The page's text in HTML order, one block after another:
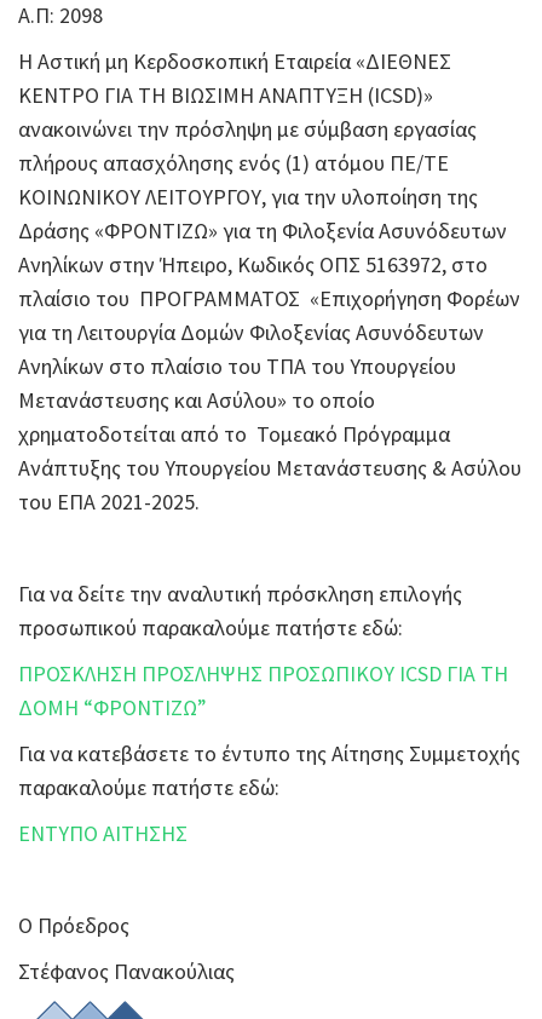
Α.Π: 2098
Η Αστική μη Κερδοσκοπική Εταιρεία «ΔΙΕΘΝΕΣ
ΚΕΝΤΡΟ ΓΙΑ ΤΗ ΒΙΩΣΙΜΗ ΑΝΑΠΤΥΞΗ (ICSD)»
ανακοινώνει την πρόσληψη με σύμβαση εργασίας
πλήρους απασχόλησης ενός (1) ατόμου ΠΕ/ΤΕ
ΚΟΙΝΩΝΙΚΟΥ ΛΕΙΤΟΥΡΓΟΥ, για την υλοποίηση της
Δράσης «ΦΡΟΝΤΙΖΩ» για τη Φιλοξενία Ασυνόδευτων
Ανηλίκων στην Ήπειρο, Κωδικός ΟΠΣ 5163972, στο
πλαίσιο του ΠΡΟΓΡΑΜΜΑΤΟΣ «Επιχορήγηση Φορέων
για τη Λειτουργία Δομών Φιλοξενίας Ασυνόδευτων
Ανηλίκων στο πλαίσιο του ΤΠΑ του Υπουργείου
Μετανάστευσης και Ασύλου» το οποίο
χρηματοδοτείται από το Τομεακό Πρόγραμμα
Ανάπτυξης του Υπουργείου Μετανάστευσης & Ασύλου
του ΕΠΑ 2021-2025.
Για να δείτε την αναλυτική πρόσκληση επιλογής
προσωπικού παρακαλούμε πατήστε εδώ:
ΠΡΟΣΚΛΗΣΗ ΠΡΟΣΛΗΨΗΣ ΠΡΟΣΩΠΙΚΟΥ ICSD ΓΙΑ ΤΗ
ΔΟΜΗ “ΦΡΟΝΤΙΖΩ”
Για να κατεβάσετε το έντυπο της Αίτησης Συμμετοχής
παρακαλούμε πατήστε εδώ:
ΕΝΤΥΠΟ ΑΙΤΗΣΗΣ
Ο Πρόεδρος
Στέφανος Πανακούλιας